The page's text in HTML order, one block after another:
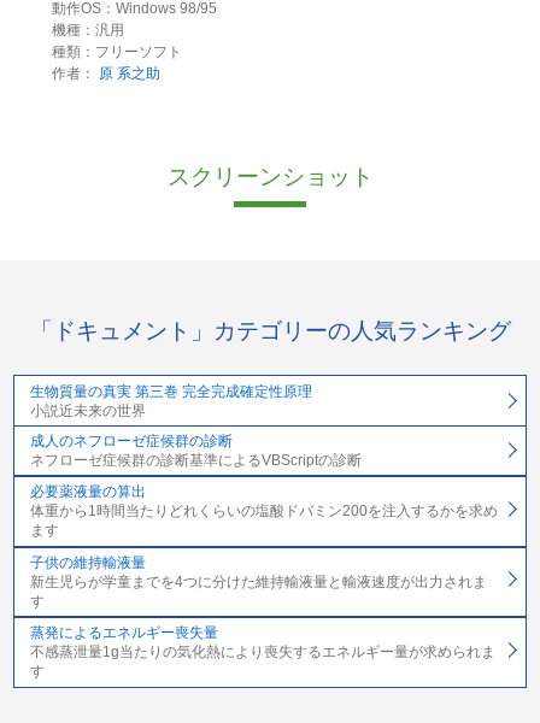
動作OS：Windows 98/95
機種：汎用
種類：フリーソフト
作者：
原 系之助
スクリーンショット
「ドキュメント」カテゴリーの人気ランキング
生物質量の真実 第三巻 完全完成確定性原理
小説近未来の世界
成人のネフローゼ症候群の診断
ネフローゼ症候群の診断基準によるVBScriptの診断
必要薬液量の算出
体重から1時間当たりどれくらいの塩酸ドバミン200を注入するかを求め
ます
子供の維持輸液量
新生児らが学童までを4つに分けた維持輸液量と輸液速度が出力されま
す
蒸発によるエネルギー喪失量
不感蒸泄量1g当たりの気化熱により喪失するエネルギー量が求められま
す